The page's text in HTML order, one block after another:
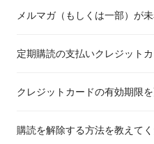
メルマガ（もしくは一部）が
定期購読の支払いクレジット
クレジットカードの有効期限
購読を解除する方法を教えて